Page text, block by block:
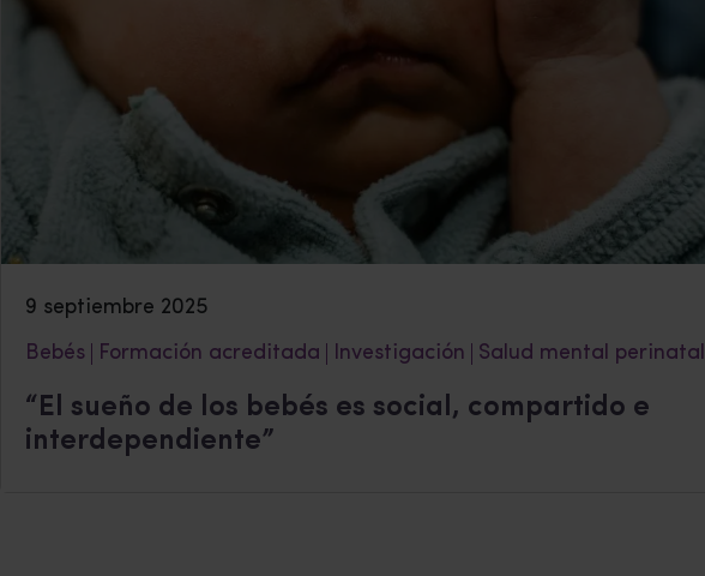
9 septiembre 2025
Bebés
Formación acreditada Investigación Salud mental perinatal
“El sueño de los bebés es social, compartido e
interdependiente”